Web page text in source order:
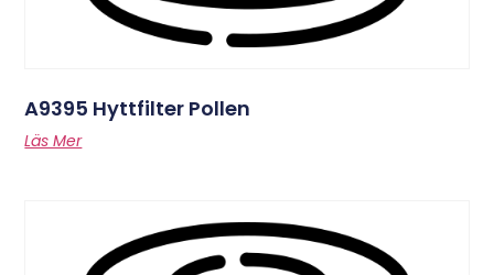
A9395 Hyttfilter Pollen
Läs Mer